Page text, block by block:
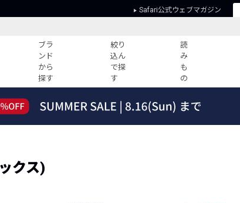
Safari公式ウェブマガジン
ブラ
ンド
から
探す
絞り
込ん
で探
す
読
み
も
の
すべての記事
ーデ紹介
HOTなコーデ TOP20
クス)